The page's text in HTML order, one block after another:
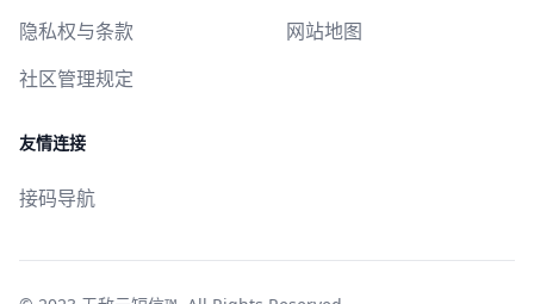
隐私权与条款
社区管理规定
网站地图
友情连接
接码导航